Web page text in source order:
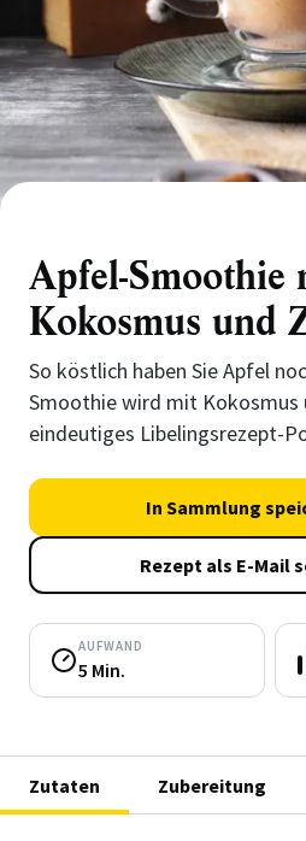
Apfel-Smoothie
Kokosmus und
So köstlich haben Sie Apfel
Smoothie wird mit
eindeutiges Libelingsrezept-
In Sammlung
Rezept als E-Mail
AUFWAND
5 Min.
Zutaten Zubereitung